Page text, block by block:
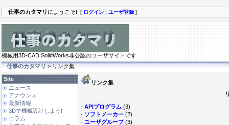
仕事のカタマリ にようこそ! [ ログイン | ユーザ登録 ]
機械用3D-CAD SolidWorks非公認のユーザサイトです
仕事のカタマリ> リンク集
Site
ニュース
アナウンス
最新情報
3Dで機械設計しよう!
コラム
リンク集
· APIプログラム (3)
· ソフトメーカー (2)
· ユーザグループ(3)